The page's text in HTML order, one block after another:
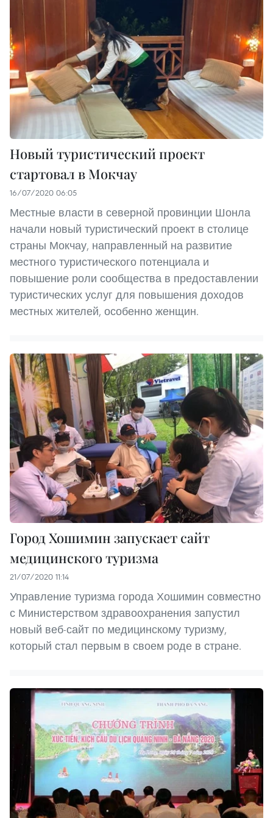
Новый туристический проект
стартовал в Мокчау
16/07/2020 06:05
Местные власти в северной провинции Шонла
начали новый туристический проект в столице
страны Мокчау, направленный на развитие
местного туристического потенциала и
повышение роли сообщества в предоставлении
туристических услуг для повышения доходов
местных жителей, особенно женщин.
Город Хошимин запускает сайт
медицинского туризма
21/07/2020 11:14
Управление туризма города Хошимин совместно
с Министерством здравоохранения запустил
новый веб-сайт по медицинскому туризму,
который стал первым в своем роде в стране.